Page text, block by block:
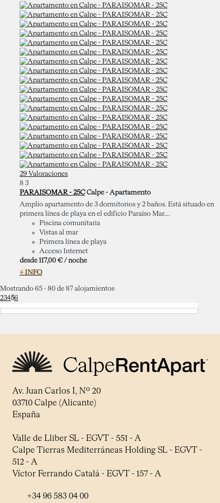
29 Valoraciones
8 3
PARAISOMAR - 25C Calpe - Apartamento
Amplio apartamento de 3 dormitorios y 2 baños. Está situado en
primera línea de playa en el edificio Paraíso Mar....
Piscina comunitaria
Vistas al mar
Primera línea de playa
Acceso Internet
desde 117,00 € / noche
+ INFO
Mostrando 65 - 80 de 87 alojamientos
23456
Av. Juan Carlos I, Nº 20
03710 Calpe (Alicante)
España
Valle de Lliber SL - EGVT - 551 - A
Calpe Tierras Mediterráneas Holding SL - EGVT -
512 - A
Víctor Ferrando Catalá - EGVT - 157 - A
+34 96 583 04 00